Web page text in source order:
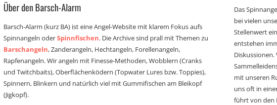
Über den Barsch-Alarm
Barsch-Alarm (kurz BA) ist eine Angel-Website mit klarem Fokus aufs
Spinnangeln oderSpinnfischen. Die Archive sind prall mit Themen zu
Barschangeln, Zanderangeln, Hechtangeln, Forellenangeln,
Rapfenangeln. Wir angeln mit Finesse-Methoden, Wobblern (Cranks
und Twitchbaits), Oberflächenködern (Topwater Lures bzw. Toppies),
Spinnern, Blinkern und natürlich viel mit Gummifischen am Bleikopf
(Jigkopf).
Das
bei vielen
Stellenwert
entstehen
mit unseren
uns oft in
führt von den